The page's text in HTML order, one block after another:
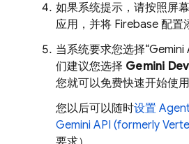
如果系统提示，请按照屏
应用，并将 Firebase 配置
当系统要求您选择“Gemini
们建议您选择 Gemini
您就可以免费快速开始使用
您以后可以随时设置
Gemini API (formerly